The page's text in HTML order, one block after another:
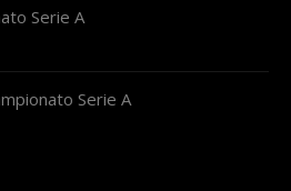
Serie A
Serie A